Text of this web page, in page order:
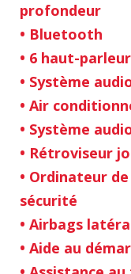
profondeur
• Bluetooth
• 6 haut-
• Système
• Air
• Système
• Rétroviseur
• Ordinateur
sécurité
• Airbags
• Aide au